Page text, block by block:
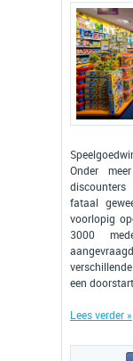
Onder
fataal
voorlopig
3000
een
Lees verder »